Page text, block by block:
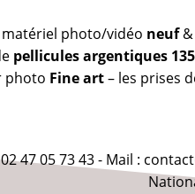
matériel photo/vidéo neuf&
pellicules argentiques
photo Fine art– les prises
02 47 05 73 43 - Mail :